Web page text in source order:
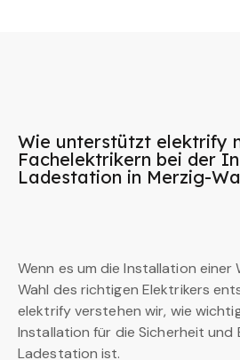
Wie unterstützt elektrify
Fachelektrikern bei der
Ladestation in Merzig-
Wenn es um die Installation einer
Wahl des richtigen Elektrikers
elektrify verstehen wir, wie
Installation für die Sicherheit und
Ladestation ist.